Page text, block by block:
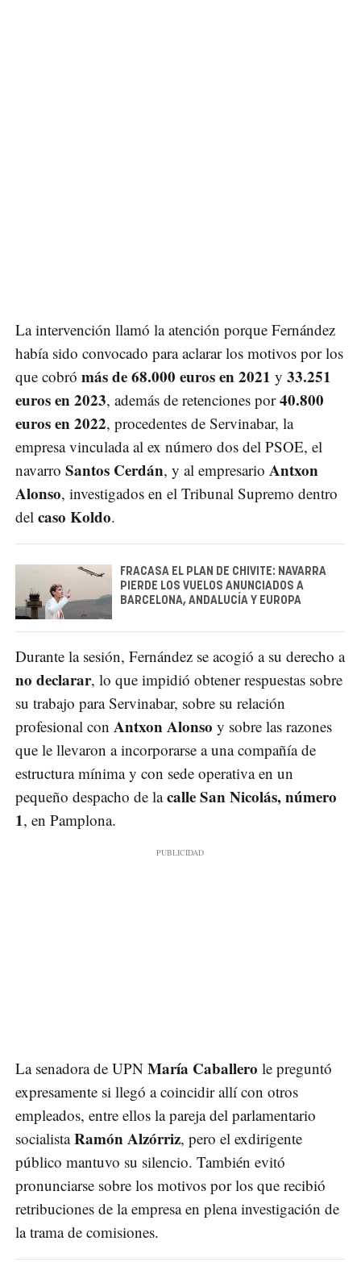
La intervención llamó la atención porque Fernández
había sido convocado para aclarar los motivos por los
que cobró más de 68.000 euros en 2021 y 33.251
euros en 2023, además de retenciones por40.800
euros en 2022, procedentes de Servinabar, la
empresa vinculada al ex número dos del PSOE, el
navarro Santos Cerdán, y al empresario Antxon
Alonso, investigados en el Tribunal Supremo dentro
del caso Koldo.
FRACASA EL PLAN DE CHIVITE: NAVARRA
PIERDE LOS VUELOS ANUNCIADOS A
BARCELONA, ANDALUCÍA Y EUROPA
Durante la sesión, Fernández se acogió a su derecho a
no declarar, lo que impidió obtener respuestas sobre
su trabajo para Servinabar, sobre su relación
profesional con Antxon Alonso y sobre las razones
que le llevaron a incorporarse a una compañía de
estructura mínima y con sede operativa en un
pequeño despacho de lacalle San Nicolás, número
1, en Pamplona.
La senadora de UPN María Caballero le preguntó
expresamente si llegó a coincidir allí con otros
empleados, entre ellos la pareja del parlamentario
socialistaRamón Alzórriz, pero el exdirigente
público mantuvo su silencio. También evitó
pronunciarse sobre los motivos por los que recibió
retribuciones de la empresa en plena investigación de
la trama de comisiones.